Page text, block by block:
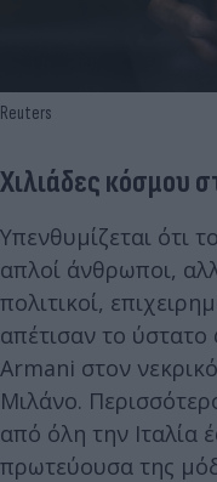
Reuters
Χιλιάδες κόσμου
Υπενθυμίζεται ότι
απλοί άνθρωποι,
πολιτικοί,
απέτισαν το
Armani στον
Μιλάνο.
από όλη την Ιταλία
πρωτεύουσα της